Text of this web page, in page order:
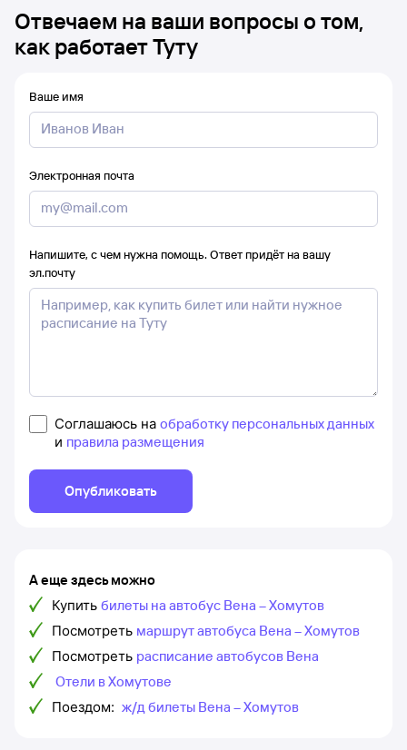
Отвечаем на ваши вопросы о том,
как работает Туту
Ваше имя
Электронная почта
Напишите, с чем нужна помощь. Ответ придёт на вашу
эл.почту
Соглашаюсь на обработку персональных данных
и правила размещения
Опубликовать
А еще здесь можно
Купить билеты на автобус Вена – Хомутов
Посмотреть маршрут автобуса Вена – Хомутов
Посмотреть расписание автобусов Вена
Отели в Хомутове
Поездом: ж/д билеты Вена – Хомутов